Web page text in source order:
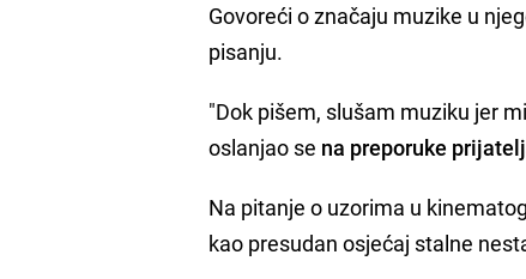
Govoreći o značaju muzike u
pisanju.
"Dok pišem, slušam muziku jer
oslanjao se na preporuke
Na pitanje o uzorima u
kao presudan osjećaj stalne